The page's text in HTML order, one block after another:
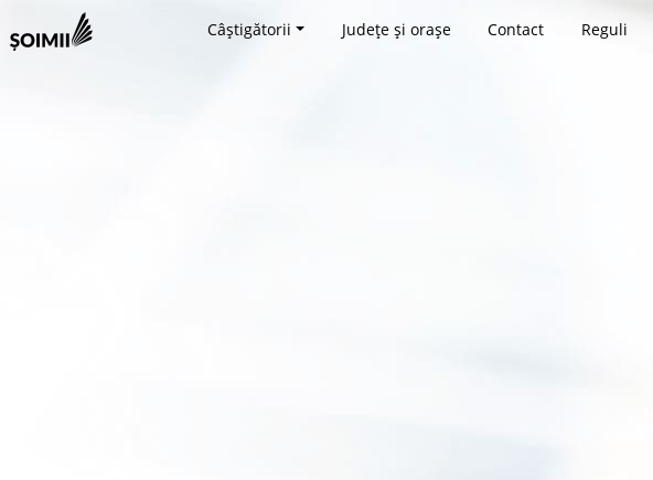
Câștigătorii Județe și orașe Contact Reguli